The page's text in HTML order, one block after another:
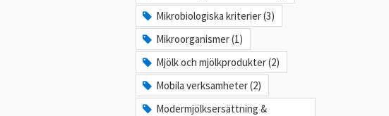
Mikrobiologiska kriterier (3)
Mikroorganismer (1)
Mjölk och mjölkprodukter (2)
Mobila verksamheter (2)
Modermjölksersättning &